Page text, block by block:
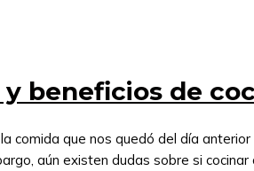
y beneficios de
comida que nos quedó del día
aún existen dudas sobre si